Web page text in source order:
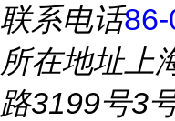
联系电话
所在地址上
路3199号3